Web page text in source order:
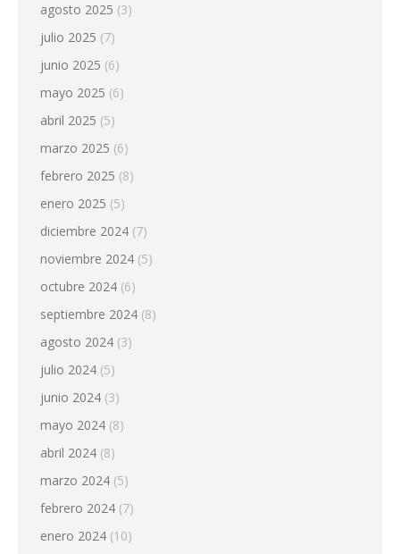
agosto 2025 (3)
julio 2025 (7)
junio 2025 (6)
mayo 2025 (6)
abril 2025 (5)
marzo 2025 (6)
febrero 2025 (8)
enero 2025 (5)
diciembre 2024 (7)
noviembre 2024 (5)
octubre 2024 (6)
septiembre 2024 (8)
agosto 2024 (3)
julio 2024 (5)
junio 2024 (3)
mayo 2024 (8)
abril 2024 (8)
marzo 2024 (5)
febrero 2024 (7)
enero 2024 (10)